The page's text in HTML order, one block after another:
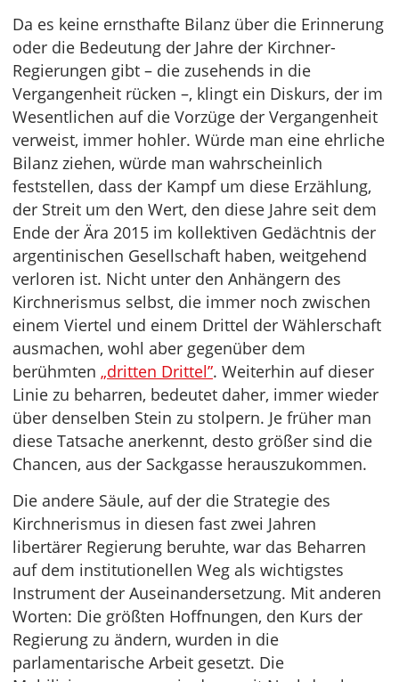
Da es keine ernsthafte Bilanz über die Erinnerung
oder die Bedeutung der Jahre der Kirchner-
Regierungen gibt – die zusehends in die
Vergangenheit rücken –, klingt ein Diskurs, der im
Wesentlichen auf die Vorzüge der Vergangenheit
verweist, immer hohler. Würde man eine ehrliche
Bilanz ziehen, würde man wahrscheinlich
feststellen, dass der Kampf um diese Erzählung,
der Streit um den Wert, den diese Jahre seit dem
Ende der Ära 2015 im kollektiven Gedächtnis der
argentinischen Gesellschaft haben, weitgehend
verloren ist. Nicht unter den Anhängern des
Kirchnerismus selbst, die immer noch zwischen
einem Viertel und einem Drittel der Wählerschaft
ausmachen, wohl aber gegenüber dem
berühmten „dritten Drittel”. Weiterhin auf dieser
Linie zu beharren, bedeutet daher, immer wieder
über denselben Stein zu stolpern. Je früher man
diese Tatsache anerkennt, desto größer sind die
Chancen, aus der Sackgasse herauszukommen.
Die andere Säule, auf der die Strategie des
Kirchnerismus in diesen fast zwei Jahren
libertärer Regierung beruhte, war das Beharren
auf dem institutionellen Weg als wichtigstes
Instrument der Auseinandersetzung. Mit anderen
Worten: Die größten Hoffnungen, den Kurs der
Regierung zu ändern, wurden in die
parlamentarische Arbeit gesetzt. Die